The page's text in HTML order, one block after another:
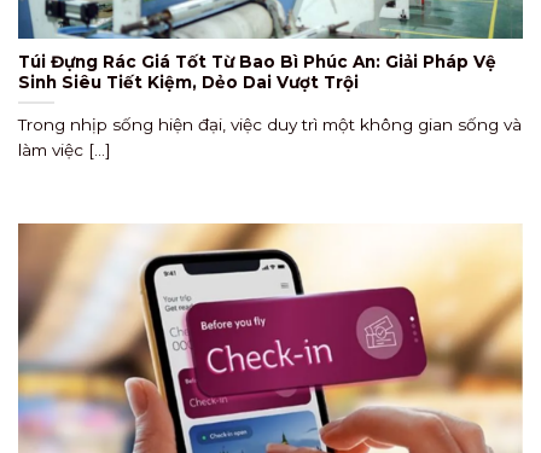
Túi Đựng Rác Giá Tốt Từ Bao Bì Phúc An: Giải Pháp Vệ
Sinh Siêu Tiết Kiệm, Dẻo Dai Vượt Trội
Trong nhịp sống hiện đại, việc duy trì một không gian sống và
làm việc [...]